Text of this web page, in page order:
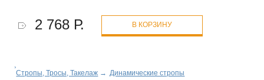
2 768 Р. В КОРЗИНУ
Стропы, Тросы, Такелаж → Динамические стропы